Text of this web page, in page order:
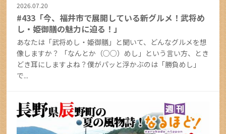
2026.07.20
#433「今、福井市で展開している新グルメ！武将め
し・姫御膳の魅力に迫る！」
あなたは「武将めし・姫御膳」と聞いて、どんなグルメを想
像しますか？ 「なんとか（○○）めし」という言い方、とき
どき耳にしますよね？僕がパッと浮かぶのは「勝負めし」
で...